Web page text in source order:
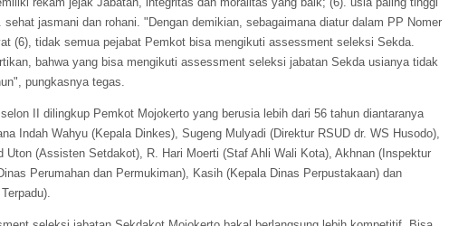
jasmani dan rohani. "Dengan demikian, sebagaimana diatur dalam PP Nomer
(6), tidak semua pejabat Pemkot bisa mengikuti assessment seleksi Sekda.
bahwa yang bisa mengikuti assessment seleksi jabatan Sekda usianya tidak
pungkasnya tegas.
II dilingkup Pemkot Mojokerto yang berusia lebih dari 56 tahun diantaranya
Indah Wahyu (Kepala Dinkes), Sugeng Mulyadi (Direktur RSUD dr. WS Husodo),
Uton (Assisten Setdakot), R. Hari Moerti (Staf Ahli Wali Kota), Akhnan (Inspektur
Perumahan dan Permukiman), Kasih (Kepala Dinas Perpustakaan) dan